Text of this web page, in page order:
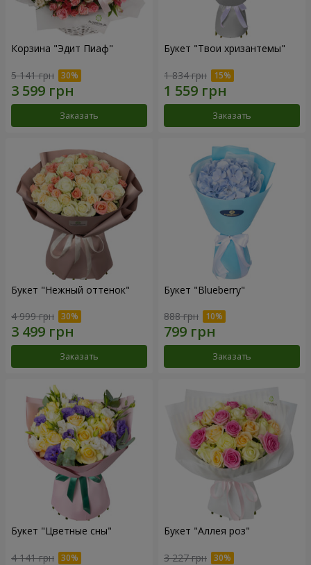
Корзина "Эдит Пиаф"
5 141 грн
Заказать
Букет "Твои хризантемы"
1 834 грн
Заказать
Букет "Нежный оттенок"
4 999 грн
Заказать
Букет "Blueberry"
888 грн
Заказать
Букет "Цветные сны"
4 141 грн
Букет "Аллея роз"
3 227 грн